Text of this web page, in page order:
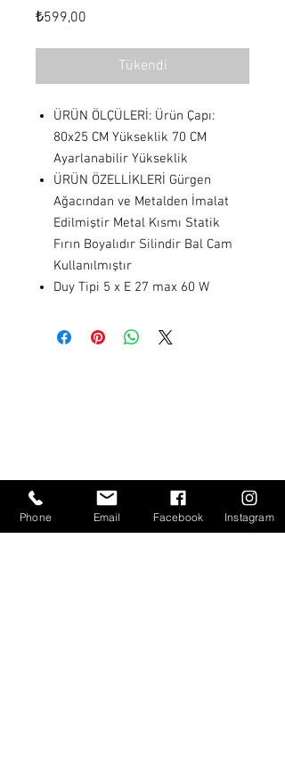
₺599,00
Tükendi
ÜRÜN ÖLÇÜLERİ: Ürün Çapı:
80x25 CM Yükseklik 70 CM
Ayarlanabilir Yükseklik
ÜRÜN ÖZELLİKLERİ Gürgen
Ağacından ve Metalden İmalat
Edilmiştir Metal Kısmı Statik
Fırın Boyalıdır Silindir Bal Cam
Kullanılmıştır
Duy Tipi 5 x E 27 max 60 W
Gizlilik Sözleşmesi
Phone Email Facebook Instagram